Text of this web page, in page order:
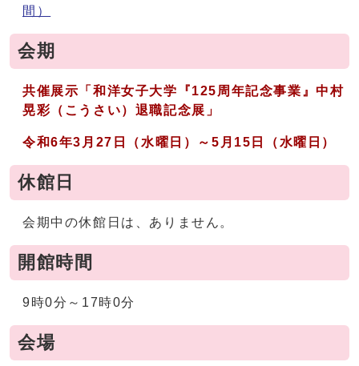
間）
会期
共催展示 「和洋女子大学『125周年記念事業』中村
晃彩（こうさい）退職記念展」
令和6年3月27日（水曜日）～5月15日（水曜日）
休館日
会期中の休館日は、ありません。
開館時間
9時0分～17時0分
会場